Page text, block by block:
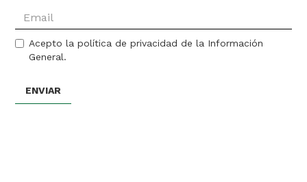
Acepto la política de privacidad de la Información
General.